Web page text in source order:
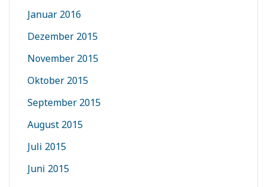
Januar 2016
Dezember 2015
November 2015
Oktober 2015
September 2015
August 2015
Juli 2015
Juni 2015